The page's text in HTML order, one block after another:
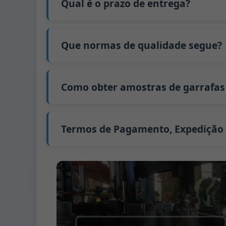
encomenda.
Calcularemos o preço exato e
Qual é o prazo de entrega?
estende-se para 45 dias.
A expedição a partir da China demora
Que normas de qualidade segue?
GB4806.5一2016 <Norma Nacional de
(CE) n.º 1935/2004 Migração de metais
Como obter amostras de
Geralmente enviamos amostras via FedEx
Termos de Pagamento,
Métodos de pagamento suportados para
Termo de expedição: EXW, FOB, CFR, CIF
Termos de embalagem: Paletes +